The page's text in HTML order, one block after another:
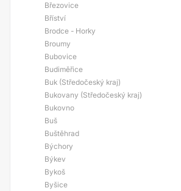
Březovice
Bříství
Brodce - Horky
Broumy
Bubovice
Budiměřice
Buk (Středočeský kraj)
Bukovany (Středočeský kraj)
Bukovno
Buš
Buštěhrad
Býchory
Býkev
Bykoš
Byšice